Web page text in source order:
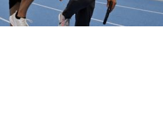
"Athlétisme : les frères Borlée